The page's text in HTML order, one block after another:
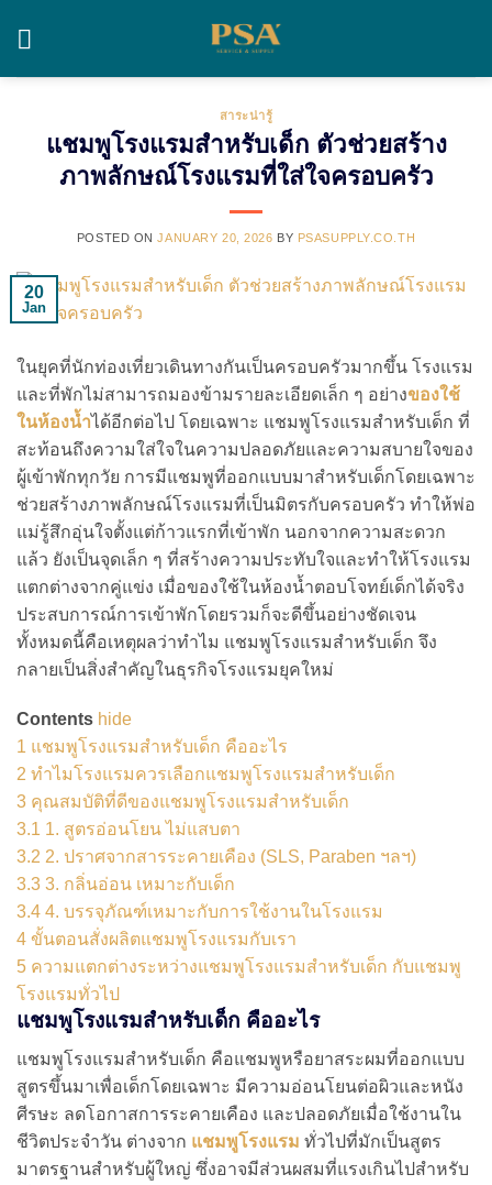
สาระน่ารู้
แชมพูโรงแรมสำหรับเด็ก ตัวช่วยสร้าง
ภาพลักษณ์โรงแรมที่ใส่ใจครอบครัว
POSTED ONJANUARY 20, 2026 BY PSASUPPLY.CO.TH
20
Jan
ในยุคที่นักท่องเที่ยวเดินทางกันเป็นครอบครัวมากขึ้น โรงแรม
และที่พักไม่สามารถมองข้ามรายละเอียดเล็ก ๆ อย่างของใช้
ในห้องน้ำได้อีกต่อไป โดยเฉพาะ แชมพูโรงแรมสำหรับเด็ก ที่
สะท้อนถึงความใส่ใจในความปลอดภัยและความสบายใจของ
ผู้เข้าพักทุกวัย การมีแชมพูที่ออกแบบมาสำหรับเด็กโดยเฉพาะ
ช่วยสร้างภาพลักษณ์โรงแรมที่เป็นมิตรกับครอบครัว ทำให้พ่อ
แม่รู้สึกอุ่นใจตั้งแต่ก้าวแรกที่เข้าพัก นอกจากความสะดวก
แล้ว ยังเป็นจุดเล็ก ๆ ที่สร้างความประทับใจและทำให้โรงแรม
แตกต่างจากคู่แข่ง เมื่อของใช้ในห้องน้ำตอบโจทย์เด็กได้จริง
ประสบการณ์การเข้าพักโดยรวมก็จะดีขึ้นอย่างชัดเจน
ทั้งหมดนี้คือเหตุผลว่าทำไม แชมพูโรงแรมสำหรับเด็ก จึง
กลายเป็นสิ่งสำคัญในธุรกิจโรงแรมยุคใหม่
Contents hide
1 แชมพูโรงแรมสำหรับเด็ก คืออะไร
2 ทำไมโรงแรมควรเลือกแชมพูโรงแรมสำหรับเด็ก
3 คุณสมบัติที่ดีของแชมพูโรงแรมสำหรับเด็ก
3.1 1. สูตรอ่อนโยน ไม่แสบตา
3.2 2. ปราศจากสารระคายเคือง (SLS, Paraben ฯลฯ)
3.3 3. กลิ่นอ่อน เหมาะกับเด็ก
3.4 4. บรรจุภัณฑ์เหมาะกับการใช้งานในโรงแรม
4 ขั้นตอนสั่งผลิตแชมพูโรงแรมกับเรา
5 ความแตกต่างระหว่างแชมพูโรงแรมสำหรับเด็ก กับแชมพู
โรงแรมทั่วไป
แชมพูโรงแรมสำหรับเด็ก คืออะไร
แชมพูโรงแรมสำหรับเด็ก คือแชมพูหรือยาสระผมที่ออกแบบ
สูตรขึ้นมาเพื่อเด็กโดยเฉพาะ มีความอ่อนโยนต่อผิวและหนัง
ศีรษะ ลดโอกาสการระคายเคือง และปลอดภัยเมื่อใช้งานใน
ชีวิตประจำวัน ต่างจาก แชมพูโรงแรม ทั่วไปที่มักเป็นสูตร
มาตรฐานสำหรับผู้ใหญ่ ซึ่งอาจมีส่วนผสมที่แรงเกินไปสำหรับ